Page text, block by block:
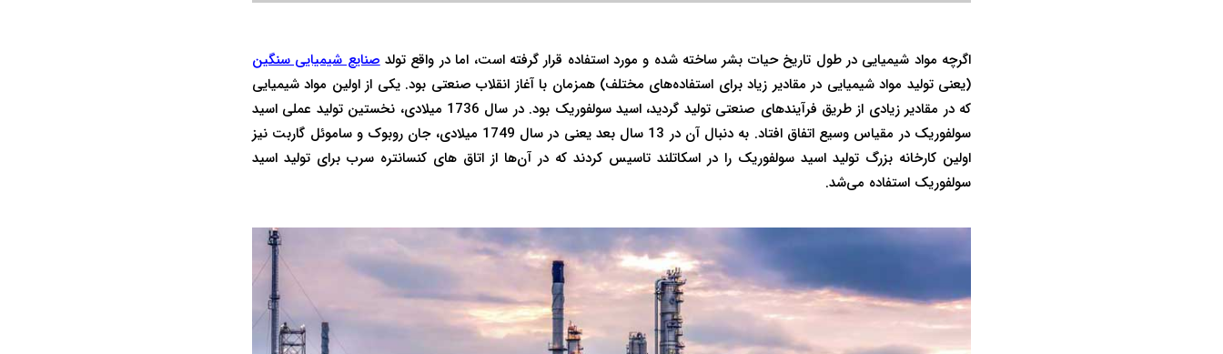
اگرچه مواد شیمیایی در طول تاریخ حیات بشر ساخته شده و مورد استفاده قرار گرفته است، اما در واقع تولدصنایع شیمیایی سنگین
(یعنی تولید مواد شیمیایی در مقادیر زیاد برای استفاده‌های مختلف) همزمان با آغاز انقلاب صنعتی بود. یکی از اولین مواد شیمیایی
که در مقادیر زیادی از طریق فرآیندهای صنعتی تولید گردید، اسید سولفوریک بود. در سال 1736 میلادی، نخستین تولید عملی اسید
سولفوریک در مقیاس وسیع اتفاق افتاد. به دنبال آن در 13 سال بعد یعنی در سال 1749 میلادی، جان روبوک و ساموئل گاربت نیز
اولین کارخانه بزرگ تولید اسید سولفوریک را در اسکاتلند تاسیس کردند که در آن‌ها از اتاق های کنسانتره سرب برای تولید اسید
سولفوریک استفاده می‌شد.